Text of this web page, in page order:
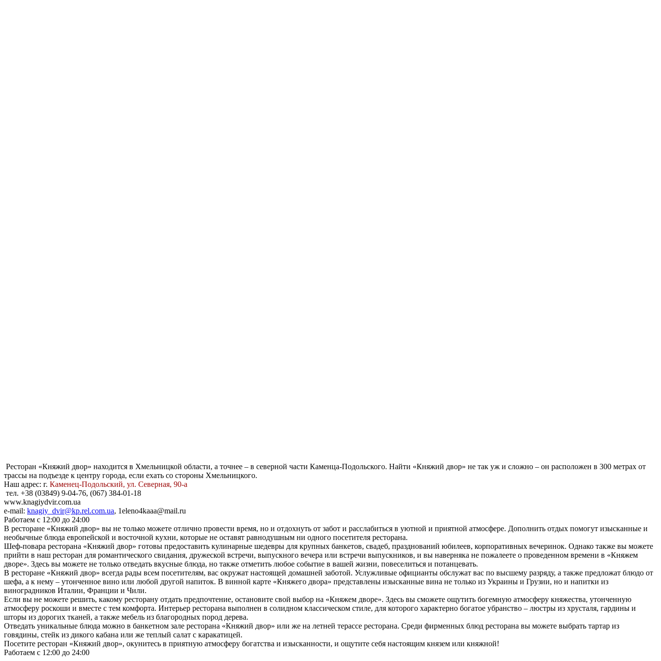
Ресторан «Княжий двор» находится в Хмельницкой области, а точнее – в северной части Каменца-Подольского. Найти «Княжий двор» не так уж и сложно – он расположен в 300 метрах от
трассы на подъезде к центру города, если ехать со стороны Хмельницкого.
Наш адрес: г. Каменец-Подольский, ул. Северная, 90-а
тел. +38 (03849) 9-04-76, (067) 384-01-18
www.knagiydvir.com.ua
e-mail: knagiy_dvir@kp.rel.com.ua, 1eleno4kaaa@mail.ru
Работаем с 12:00 до 24:00
В ресторане «Княжий двор» вы не только можете отлично провести время, но и отдохнуть от забот и расслабиться в уютной и приятной атмосфере. Дополнить отдых помогут изысканные и
необычные блюда европейской и восточной кухни, которые не оставят равнодушным ни одного посетителя ресторана.
Шеф-повара ресторана «Княжий двор» готовы предоставить кулинарные шедевры для крупных банкетов, свадеб, празднований юбилеев, корпоративных вечеринок. Однако также вы можете
прийти в наш ресторан для романтического свидания, дружеской встречи, выпускного вечера или встречи выпускников, и вы наверняка не пожалеете о проведенном времени в «Княжем
дворе». Здесь вы можете не только отведать вкусные блюда, но также отметить любое событие в вашей жизни, повеселиться и потанцевать.
В ресторане «Княжий двор» всегда рады всем посетителям, вас окружат настоящей домашней заботой. Услужливые официанты обслужат вас по высшему разряду, а также предложат блюдо от
шефа, а к нему – утонченное вино или любой другой напиток. В винной карте «Княжего двора» представлены изысканные вина не только из Украины и Грузии, но и напитки из
виноградников Италии, Франции и Чили.
Если вы не можете решить, какому ресторану отдать предпочтение, остановите свой выбор на «Княжем дворе». Здесь вы сможете ощутить богемную атмосферу княжества, утонченную
атмосферу роскоши и вместе с тем комфорта. Интерьер ресторана выполнен в солидном классическом стиле, для которого характерно богатое убранство – люстры из хрусталя, гардины и
шторы из дорогих тканей, а также мебель из благородных пород дерева.
Отведать уникальные блюда можно в банкетном зале ресторана «Княжий двор» или же на летней терассе ресторана. Среди фирменных блюд ресторана вы можете выбрать тартар из
говядины, стейк из дикого кабана или же теплый салат с каракатицей.
Посетите ресторан «Княжий двор», окунитесь в приятную атмосферу богатства и изысканности, и ощутите себя настоящим князем или княжной!
Работаем с 12:00 до 24:00